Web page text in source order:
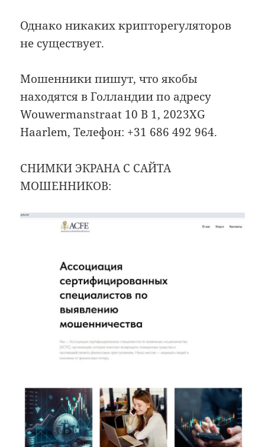
Однако никаких крипторегуляторов
не существует.
Мошенники пишут, что якобы
находятся в Голландии по адресу
Wouwermanstraat 10 B 1, 2023XG
Haarlem, Телефон: +31 686 492 964.
СНИМКИ ЭКРАНА С САЙТА
МОШЕННИКОВ: